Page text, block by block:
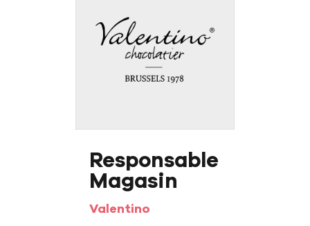
Responsable
Magasin
Valentino